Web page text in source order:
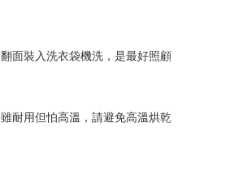
面裝入洗衣袋機洗，是最好照顧
耐用但怕高溫，請避免高溫烘乾